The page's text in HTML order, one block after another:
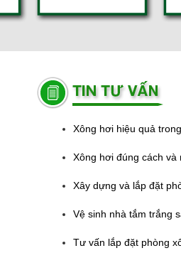
Xông hơi hiệu quả
Xông hơi đúng cách
Xây dựng và lắp đặt
Vệ sinh nhà tắm trắng
Tư vấn lắp đặt phòng